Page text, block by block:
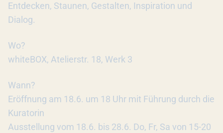
Entdecken, Staunen, Gestalten, Inspiration und
Dialog.
Wo?
whiteBOX, Atelierstr. 18, Werk 3
Wann?
Eröffnung am 18.6. um 18 Uhr mit Führung durch die
Kuratorin
Ausstellung vom 18.6. bis 28.6. Do, Fr, Sa von 15-20